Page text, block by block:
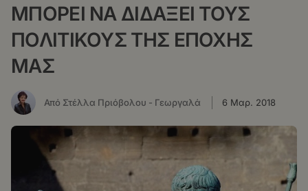
ΜΠΟΡΕΙ ΝΑ ΔΙΔΑΞΕΙ ΤΟΥΣ
ΠΟΛΙΤΙΚΟΥΣ ΤΗΣ ΕΠΟΧΗΣ
ΜΑΣ
Από Στέλλα Πριόβολου - Γεωργαλά 6 Μαρ. 2018